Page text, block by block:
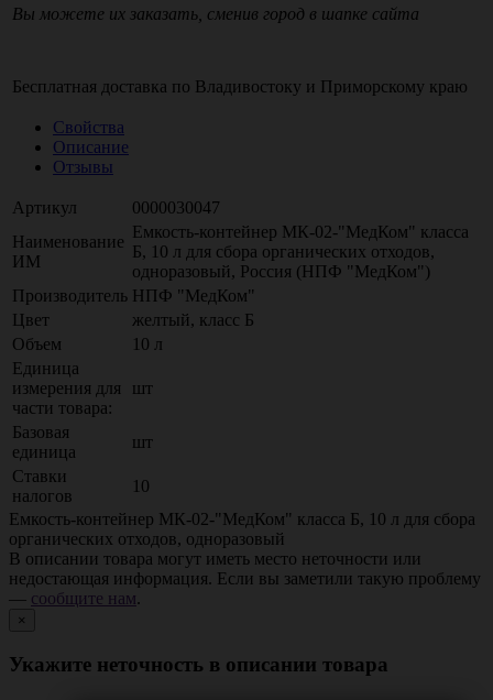
Вы можете их заказать, сменив город в шапке сайта
Бесплатная доставка по Владивостоку и Приморскому краю
Свойства
Описание
Отзывы
Артикул
0000030047
Наименование
ИМ
Емкость-контейнер МК-02-"МедКом" класса
Б, 10 л для сбора органических отходов,
одноразовый, Россия (НПФ "МедКом")
Производитель НПФ "МедКом"
Цвет
желтый, класс Б
Объем
10 л
Единица
измерения для
части товара:
шт
Базовая
единица
шт
Ставки
налогов
10
Емкость-контейнер МК-02-"МедКом" класса Б, 10 л для сбора
органических отходов, одноразовый
В описании товара могут иметь место неточности или
недостающая информация. Если вы заметили такую проблему
— сообщите нам.
×
Укажите неточность в описании товара